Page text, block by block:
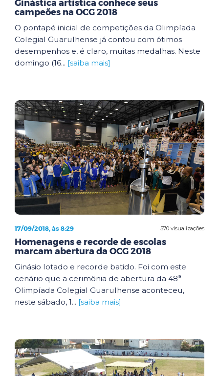
Ginástica artística conhece seus
campeões na OCG 2018
O pontapé inicial de competições da Olimpíada
Colegial Guarulhense já contou com ótimos
desempenhos e, é claro, muitas medalhas. Neste
domingo (16... [saiba mais]
570 visualizações
17/09/2018, às 8:29
Homenagens e recorde de escolas
marcam abertura da OCG 2018
Ginásio lotado e recorde batido. Foi com este
cenário que a cerimônia de abertura da 48ª
Olimpíada Colegial Guarulhense aconteceu,
neste sábado, 1... [saiba mais]